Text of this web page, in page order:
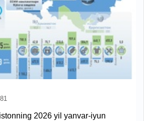
2026 yil yanvar-iyun